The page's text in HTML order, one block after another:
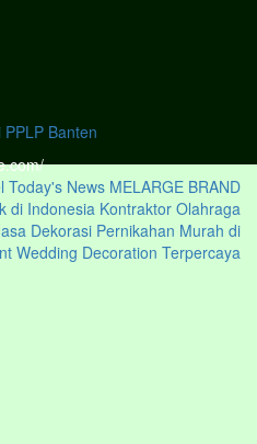
Banten
Today's News MELARGE BRAND
di Indonesia Kontraktor Olahraga
Dekorasi Pernikahan Murah di
Wedding Decoration Terpercaya